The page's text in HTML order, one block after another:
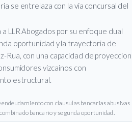
se entrelaza con la via concursal del
LLR Abogados por su enfoque dual
oportunidad y la trayectoria de
Rua, con una capacidad de proyeccion
vizcainos con
estructural.
con clausulas bancarias abusivas
bancario y segunda oportunidad.